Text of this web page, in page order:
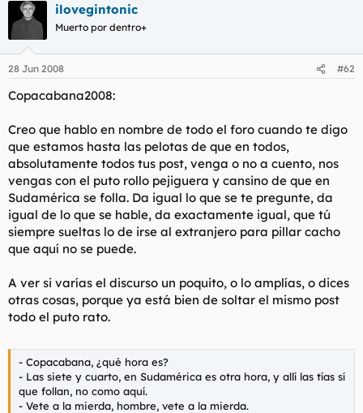
ilovegintonic
Muerto por dentro+
28 Jun 2008 #62
Copacabana2008:
Creo que hablo en nombre de todo el foro cuando te digo
que estamos hasta las pelotas de que en todos,
absolutamente todos tus post, venga o no a cuento, nos
vengas con el puto rollo pejiguera y cansino de que en
Sudamérica se folla. Da igual lo que se te pregunte, da
igual de lo que se hable, da exactamente igual, que tú
siempre sueltas lo de irse al extranjero para pillar cacho
que aquí no se puede.
A ver si varías el discurso un poquito, o lo amplías, o dices
otras cosas, porque ya está bien de soltar el mismo post
todo el puto rato.
- Copacabana, ¿qué hora es?
- Las siete y cuarto, en Sudamérica es otra hora, y allí las tías sí
que follan, no como aquí.
- Vete a la mierda, hombre, vete a la mierda.